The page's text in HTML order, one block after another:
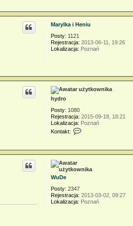
Marylka i Heniu
Posty: 1121
Rejestracja: 2013-06-11, 19:26
Lokalizacja: Poznań
hydro
Posty: 1080
Rejestracja: 2015-09-18, 18:21
Lokalizacja: Poznań
Kontakt:
t
k
s
i
WuDe
Posty: 2347
Rejestracja: 2013-03-02, 09:27
Lokalizacja: Poznań